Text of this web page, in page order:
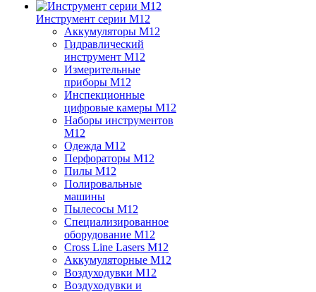
Инструмент серии M12
Аккумуляторы M12
Гидравлический
инструмент M12
Измерительные
приборы M12
Инспекционные
цифровые камеры M12
Наборы инструментов
M12
Одежда M12
Перфораторы M12
Пилы M12
Полировальные
машины
Пылесосы M12
Специализированное
оборудование M12
Cross Line Lasers M12
Аккумуляторные M12
Воздуходувки M12
Воздуходувки и